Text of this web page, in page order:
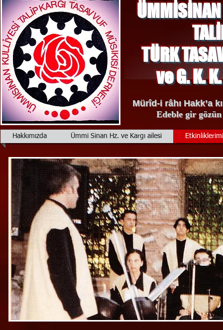
ÜMMİSİNAN
TALİP
TÜRK
ve G. K. K. T.
Mürîd-i râhı Hakk’a
Edeble gir
Hakkımızda Ümmi Sinan Hz. ve Kargı ailesi
Iburalar yapılcak